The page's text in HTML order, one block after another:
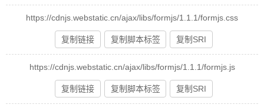
服务价格
赞助
https://cdnjs.webstatic.cn/ajax/libs/formjs/1.1.1/formjs.css
复制链接 复制脚本标签 复制SRI
https://cdnjs.webstatic.cn/ajax/libs/formjs/1.1.1/formjs.js
复制链接 复制脚本标签 复制SRI